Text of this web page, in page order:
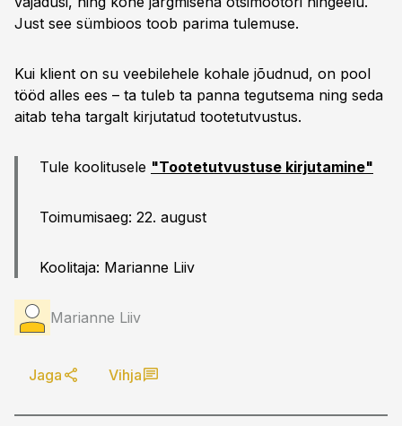
Just see sümbioos toob parima tulemuse.
Kui klient on su veebilehele kohale jõudnud, on pool
tööd alles ees – ta tuleb ta panna tegutsema ning seda
aitab teha targalt kirjutatud tootetutvustus.
Tule koolitusele "Tootetutvustuse kirjutamine"
Toimumisaeg: 22. august
Koolitaja: Marianne Liiv
Marianne Liiv
Jaga Vihja